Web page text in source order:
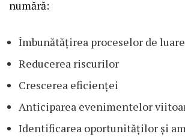
numără:
Îmbunătățirea proceselor de
Reducerea riscurilor
Crescerea eficienței
Anticiparea evenimentelor
Identificarea oportunităților și